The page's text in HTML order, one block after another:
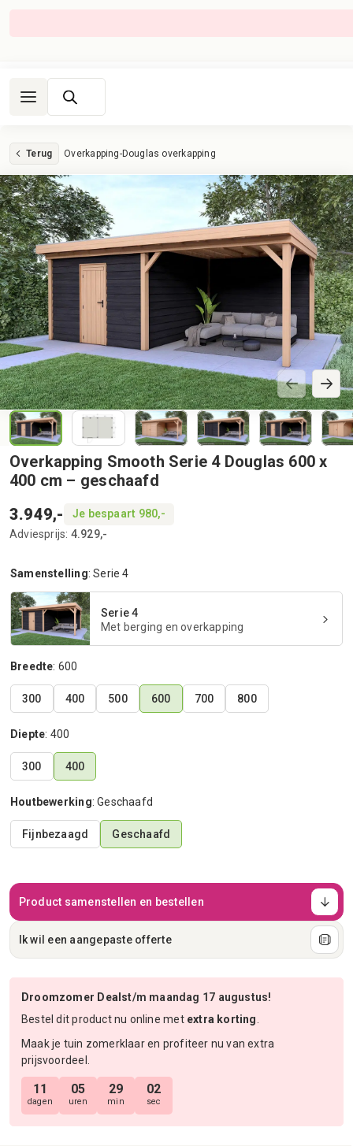
Producten
zoeken
Terug Overkapping-Douglas overkapping
Overkapping Smooth Serie 4 Douglas 600 x
400 cm – geschaafd
Droomzomer Dealst/m maandag 17 augustus!
Bestel dit product nu online met extra korting
Maak je tuin zomerklaar en profiteer nu van extra
prijsvoordeel.
11
dagen
05
uren
29
min
01
sec
3.949,-
Je bespaart 980,-
Adviesprijs: 4.929,-
Samenstelling: Serie 4
Serie 4
Met berging en overkapping
Breedte: 600
300 400 500 600 700 800
Diepte: 400
300 400
Houtbewerking: Geschaafd
Fijnbezaagd Geschaafd
Product samenstellen en bestellen
Ik wil een aangepaste offerte